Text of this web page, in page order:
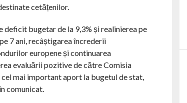
cetățenilor.
deficit bugetar de la 9,3% și realinierea pe
7 ani, recâștigarea încrederii
europene și continuarea
evaluării pozitive de către Comisia
mai important aport la bugetul de stat,
comunicat.